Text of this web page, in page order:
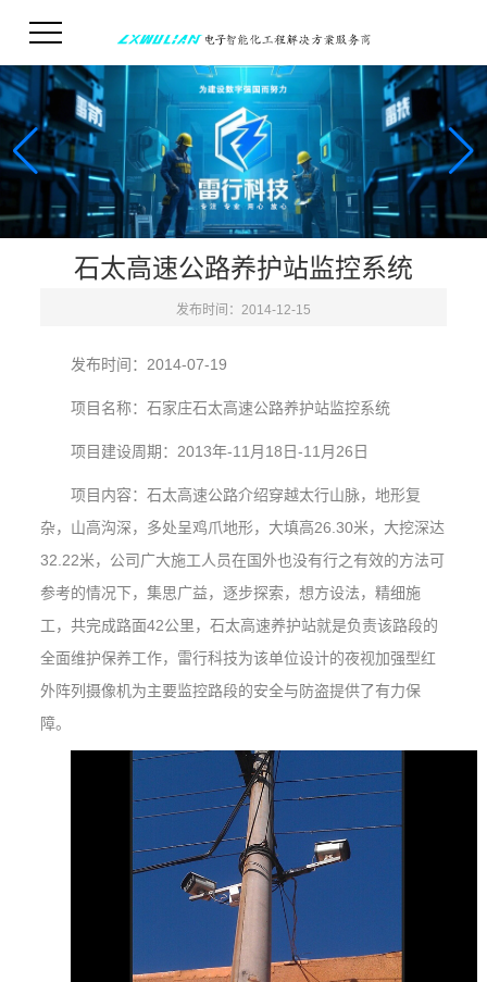
石太高速公路养护站监控系统
发布时间：2014-12-15
发布时间： 2014-07-19
项目名称：石家庄石太高速公路养护站监控系统
项目建设周期： 2013年-11 月 18 日-11 月 26 日
项目内容：石太高速公路介绍穿越太行山脉，地形复
杂，山高沟深，多处呈鸡爪地形，大填高26.30米，大挖深达
32.22米，公司广大施工人员在国外也没有行之有效的方法可
参考的情况下，集思广益，逐步探索，想方设法，精细施
工，共完成路面42公里，石太高速养护站就是负责该路段的
全面维护保养工作，雷行科技为该单位设计的夜视加强型红
外阵列摄像机为主要监控路段的安全与防盗提供了有力保
障。